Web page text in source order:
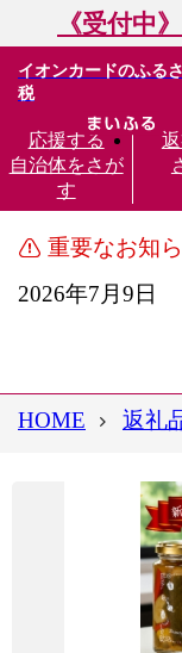
《受付中
イオンカードのふる
税
応援する
自治体をさが
す
重要なお知
2026年7月9日
HOME 返礼